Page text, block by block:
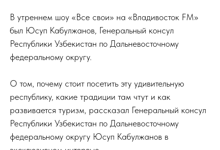
В утреннем шоу «Все свои» на «Владивосток FM»
был Юсуп Кабулжанов, Генеральный консул
Республики Узбекистан по Дальневосточному
федеральному округу.
О том, почему стоит посетить эту удивительную
республику, какие традиции там чтут и как
развивается туризм, рассказал Генеральный консул
Республики Узбекистан по Дальневосточному
федеральному округу Юсуп Кабулжанов в